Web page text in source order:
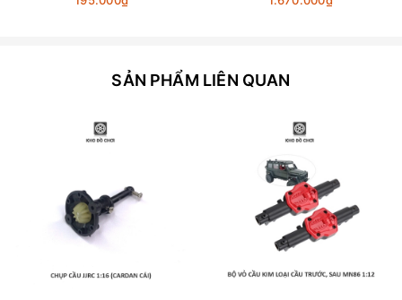
SẢN PHẨM LIÊN QUAN